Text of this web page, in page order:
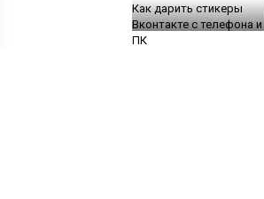
Как дарить стикеры
Вконтакте с телефона и
ПК